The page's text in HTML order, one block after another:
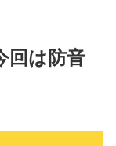
回は防音